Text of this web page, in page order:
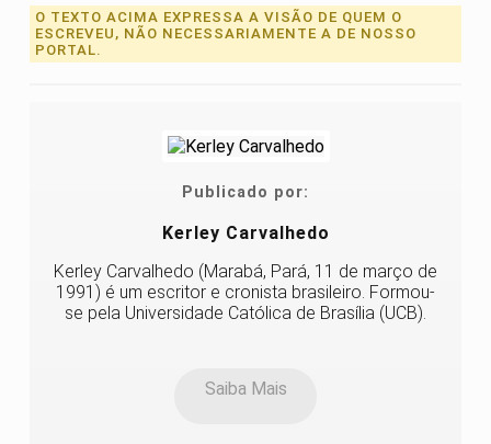
O TEXTO ACIMA EXPRESSA A VISÃO DE QUEM O
ESCREVEU, NÃO NECESSARIAMENTE A DE NOSSO
PORTAL.
Publicado por:
Kerley Carvalhedo
Kerley Carvalhedo (Marabá, Pará, 11 de março de
1991) é um escritor e cronista brasileiro. Formou-
se pela Universidade Católica de Brasília (UCB).
Saiba Mais